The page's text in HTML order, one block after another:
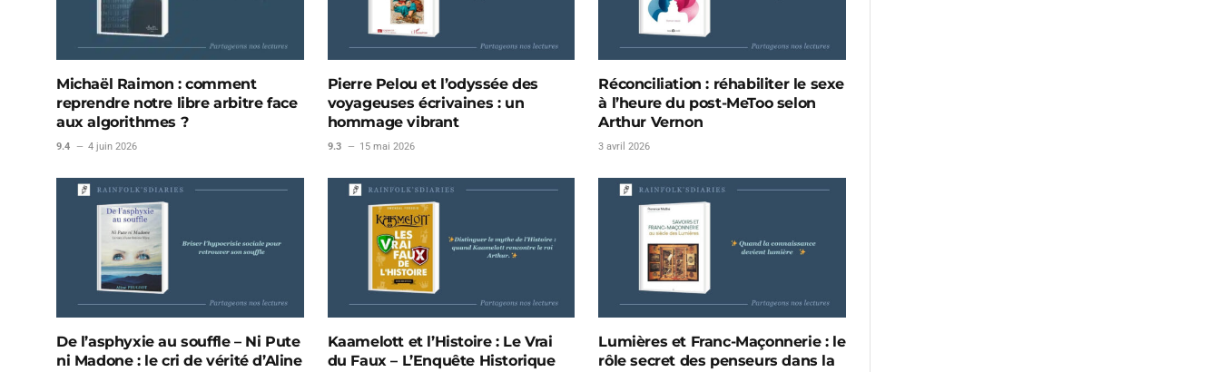
Michaël Raimon : comment
reprendre notre libre arbitre face
aux algorithmes ?
9.4 4 juin 2026
Pierre Pelou et l’odyssée des
voyageuses écrivaines : un
hommage vibrant
9.3 15 mai 2026
Réconciliation : réhabiliter le sexe
à l’heure du post-MeToo selon
Arthur Vernon
3 avril 2026
De l’asphyxie au souffle – Ni Pute
ni Madone : le cri de vérité d’Aline
Kaamelott et l’Histoire : Le Vrai
du Faux – L’Enquête Historique
Lumières et Franc-Maçonnerie : le
rôle secret des penseurs dans la